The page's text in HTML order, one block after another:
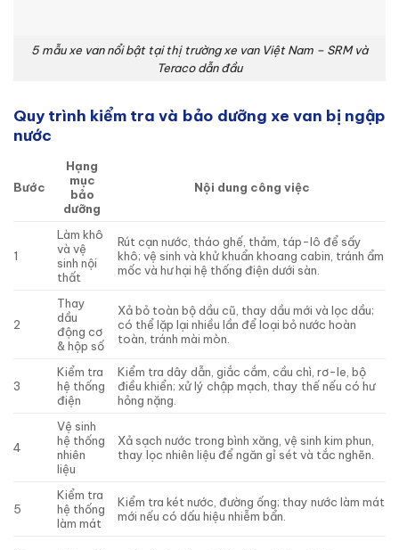
5 mẫu xe van nổi bật tại thị trường xe van Việt Nam – SRM và
Teraco dẫn đầu
Quy trình kiểm tra và bảo dưỡng xe van bị ngập
nước
Bước
Hạng
mục
bảo
dưỡng
Nội dung công việc
1
Làm khô
và vệ
sinh nội
thất
Rút cạn nước, tháo ghế, thảm, táp-lô để sấy
khô; vệ sinh và khử khuẩn khoang cabin, tránh ẩm
mốc và hư hại hệ thống điện dưới sàn.
2
Thay
dầu
động cơ
& hộp số
Xả bỏ toàn bộ dầu cũ, thay dầu mới và lọc dầu;
có thể lặp lại nhiều lần để loại bỏ nước hoàn
toàn, tránh mài mòn.
3
Kiểm tra
hệ thống
điện
Kiểm tra dây dẫn, giắc cắm, cầu chì, rơ-le, bộ
điều khiển; xử lý chập mạch, thay thế nếu có hư
hỏng nặng.
4
Vệ sinh
hệ thống
nhiên
liệu
Xả sạch nước trong bình xăng, vệ sinh kim phun,
thay lọc nhiên liệu để ngăn gỉ sét và tắc nghẽn.
5
Kiểm tra
hệ thống
làm mát
Kiểm tra két nước, đường ống; thay nước làm mát
mới nếu có dấu hiệu nhiễm bẩn.